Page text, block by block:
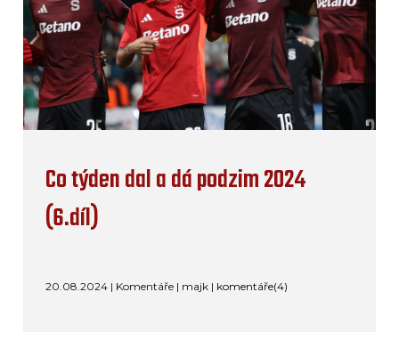
Co týden dal a dá podzim 2024
(6.díl)
20.08.2024 | Komentáře | majk | komentáře(4)